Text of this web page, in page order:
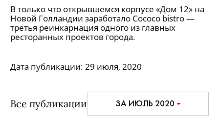
В только что открывшемся корпусе «Дом 12» на
Новой Голландии заработало Cococo bistro —
третья реинкарнация одного из главных
ресторанных проектов города.
Дата публикации: 29 июля, 2020
Все публикации ЗА ИЮЛЬ 2020